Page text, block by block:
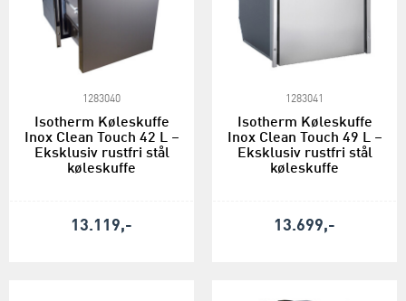
1283040
Isotherm Køleskuffe
Inox Clean Touch 42 L –
Eksklusiv rustfri stål
køleskuffe
13.119,-
1283041
Isotherm Køleskuffe
Inox Clean Touch 49 L –
Eksklusiv rustfri stål
køleskuffe
13.699,-